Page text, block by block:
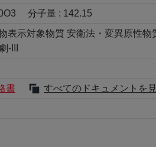
分子量 : 142.15
表示対象物質 安衛法・変異原性物
-III
書
すべてのドキュメントを